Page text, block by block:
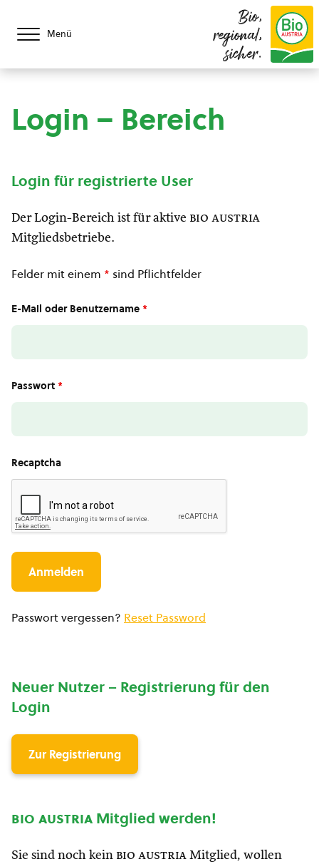
Menü
Bio,
regional,
sicher.
Login – Bereich
Login für registrierte User
Der Login-Bereich ist für aktive bio austria
Mitgliedsbetriebe.
Felder mit einem * sind Pflichtfelder
E-Mail oder Benutzername *
Passwort *
Recaptcha
Passwort vergessen? Reset Password
Neuer Nutzer – Registrierung für den
Login
Zur Registrierung
bio austria Mitglied werden!
Sie sind noch kein bio austria Mitglied, wollen